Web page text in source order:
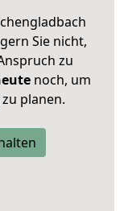
Sie nicht,
zu
noch, um
zu planen.